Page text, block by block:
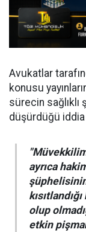
Avukatlar
konusu
sürecin
düşürdüğü
ayrıca
olup
etkin